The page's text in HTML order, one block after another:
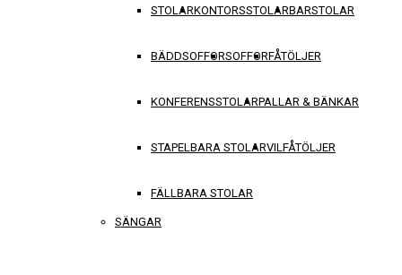
STOLARKONTORSSTOLARBARSTOLAR
BÄDDSOFFORSOFFORFÅTÖLJER
KONFERENSSTOLARPALLAR & BÄNKAR
STAPELBARA STOLARVILFÅTÖLJER
FÄLLBARA STOLAR
SÄNGAR